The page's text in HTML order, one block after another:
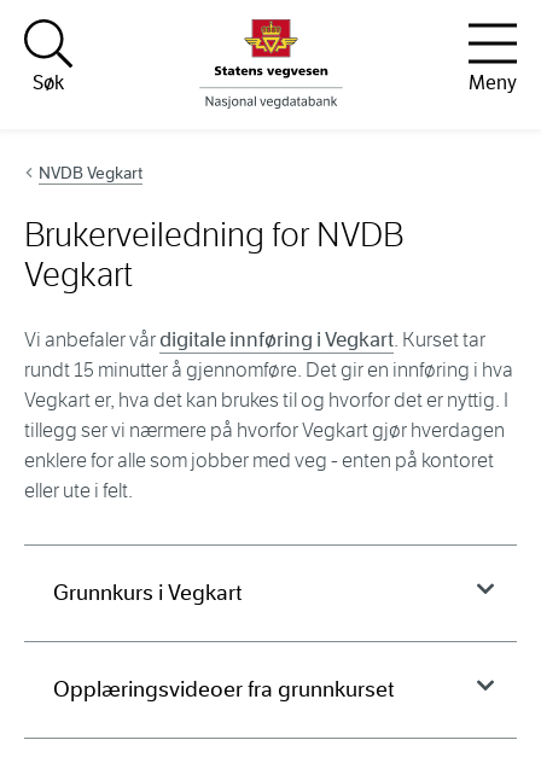
Hopp til innhold
Søk
Meny
NVDB Vegkart
Brukerveiledning for NVDB
Vegkart
Vi anbefaler vårdigitale innføring i Vegkart. Kurset tar
rundt 15 minutter å gjennomføre. Det gir en innføring i hva
Vegkart er, hva det kan brukes til og hvorfor det er nyttig. I
tillegg ser vi nærmere på hvorfor Vegkart gjør hverdagen
enklere for alle som jobber med veg - enten på kontoret
eller ute i felt.
Grunnkurs i Vegkart
Opplæringsvideoer fra grunnkurset